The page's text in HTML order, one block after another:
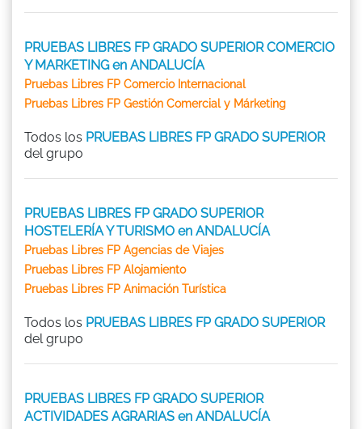
PRUEBAS LIBRES FP GRADO SUPERIOR COMERCIO
Y MARKETING en ANDALUCÍA
Pruebas Libres FP Comercio Internacional
Pruebas Libres FP Gestión Comercial y Márketing
Todos los PRUEBAS LIBRES FP GRADO SUPERIOR
del grupo
PRUEBAS LIBRES FP GRADO SUPERIOR
HOSTELERÍA Y TURISMO en ANDALUCÍA
Pruebas Libres FP Agencias de Viajes
Pruebas Libres FP Alojamiento
Pruebas Libres FP Animación Turística
Todos los PRUEBAS LIBRES FP GRADO SUPERIOR
del grupo
PRUEBAS LIBRES FP GRADO SUPERIOR
ACTIVIDADES AGRARIAS en ANDALUCÍA